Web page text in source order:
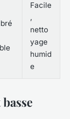
Facile
,
netto
yage
humid
e